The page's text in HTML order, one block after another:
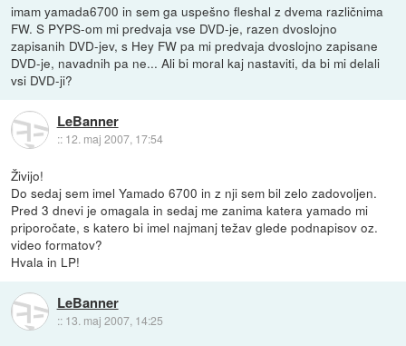
imam yamada6700 in sem ga uspešno fleshal z dvema različnima
FW. S PYPS-om mi predvaja vse DVD-je, razen dvoslojno
zapisanih DVD-jev, s Hey FW pa mi predvaja dvoslojno zapisane
DVD-je, navadnih pa ne... Ali bi moral kaj nastaviti, da bi mi delali
vsi DVD-ji?
LeBanner
:: 12. maj 2007, 17:54
Živijo!
Do sedaj sem imel Yamado 6700 in z nji sem bil zelo zadovoljen.
Pred 3 dnevi je omagala in sedaj me zanima katera yamado mi
priporočate, s katero bi imel najmanj težav glede podnapisov oz.
video formatov?
Hvala in LP!
LeBanner
:: 13. maj 2007, 14:25